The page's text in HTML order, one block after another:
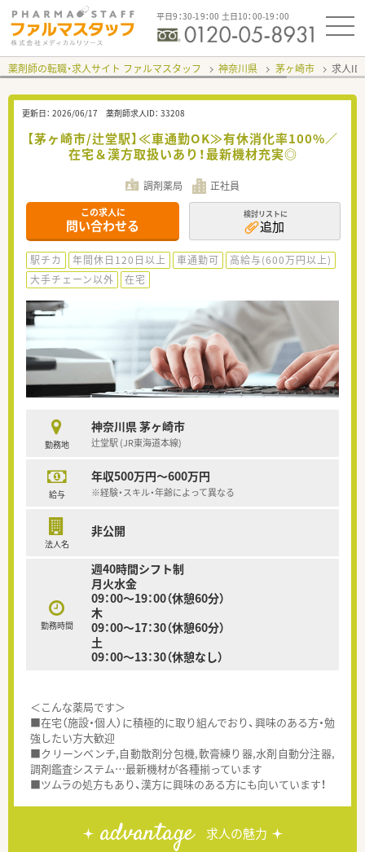
平日9：30-19：00 土日10：00-19：00
薬剤師の転職・求人サイト ファルマスタッフ 神奈川県 茅ヶ崎市 求人ID
更新日： 2026/06/17 薬剤師求人ID： 33208
【茅ヶ崎市/辻堂駅】≪車通勤OK≫有休消化率100%／
在宅＆漢方取扱いあり！最新機材充実◎
調剤薬局 正社員
この求人に
問い合わせる
検討リストに
追加
駅チカ 年間休日120日以上 車通勤可
高給与(600万円以上)
大手チェーン以外
在宅
勤務地
神奈川県 茅ヶ崎市
辻堂駅 (JR東海道本線)
給与
年収500万円～600万円
※経験・スキル・年齢によって異なる
法人名
非公開
勤務時間
週40時間シフト制
月火水金
09：00～19：00（休憩60分）
木
09：00～17：30（休憩60分）
土
09：00～13：30（休憩なし）
＜こんな薬局です＞
■在宅（施設・個人）に積極的に取り組んでおり、興味のある方・勉
強したい方大歓迎
■クリーンベンチ,自動散剤分包機,軟膏練り器,水剤自動分注器,
調剤鑑査システム…最新機材が各種揃っています
■ツムラの処方もあり、漢方に興味のある方にも向いています！
advantage 求人の魅力